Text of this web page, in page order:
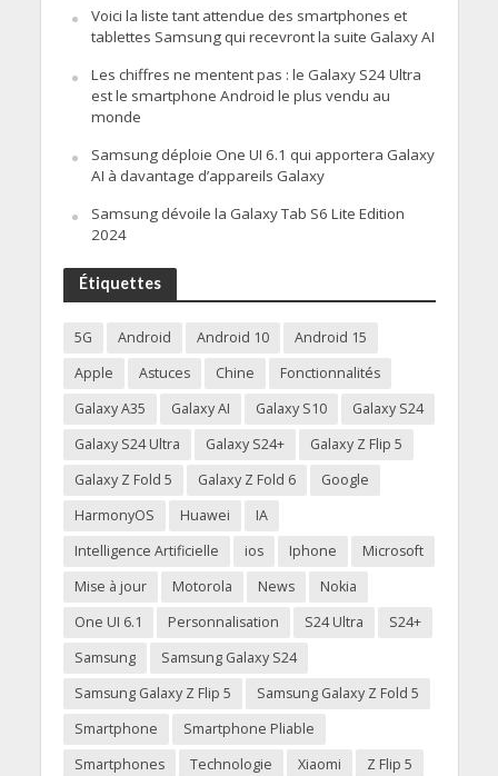
Voici la liste tant attendue des smartphones et
tablettes Samsung qui recevront la suite Galaxy AI
Les chiffres ne mentent pas : le Galaxy S24 Ultra
est le smartphone Android le plus vendu au
monde
Samsung déploie One UI 6.1 qui apportera Galaxy
AI à davantage d’appareils Galaxy
Samsung dévoile la Galaxy Tab S6 Lite Edition
2024
Étiquettes
5G Android Android 10
Android 15
Apple
Astuces Chine
Fonctionnalités
Galaxy A35
Galaxy AI Galaxy S10
Galaxy S24
Galaxy S24 Ultra
Galaxy S24+
Galaxy Z Flip 5
Galaxy Z Fold 5
Galaxy Z Fold 6
Google
HarmonyOS
Huawei
IA
Intelligence Artificielle
ios Iphone
Microsoft
Mise à jour
Motorola News
Nokia
One UI 6.1
Personnalisation S24 Ultra
S24+
Samsung
Samsung Galaxy S24
Samsung Galaxy Z Flip 5
Samsung Galaxy Z Fold 5
Smartphone
Smartphone Pliable
Smartphones
Technologie Xiaomi
Z Flip 5